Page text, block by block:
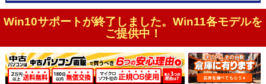
Win10サポートが終了しました。Win11各モデルを
ご提供中！